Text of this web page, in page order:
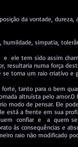
da vontade, dureza,
humildade, simpatia,
e ele tem sido assim
resultaria numa força
torna um raio criativo e
tanto para o bem
altruísta pelo
modo de pensar. Ele
a frente em sua
confiar e a quem
às consequências e
raio não modificado